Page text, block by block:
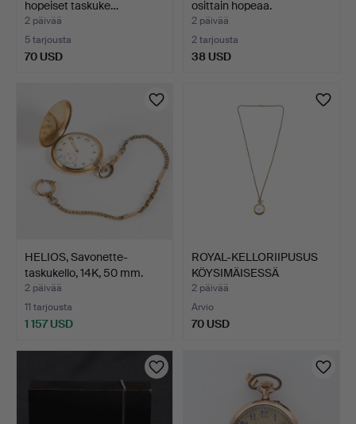
hopeiset taskuke…
2 päivää
5 tarjousta
70 USD
osittain hopeaa.
2 päivää
2 tarjousta
38 USD
HELIOS, Savonette-
taskukello, 14K, 50 mm.
2 päivää
11 tarjousta
1 157 USD
ROYAL-KELLORIIPUSUS
KÖYSIMÄISESSÄ
KETJUSSA…
2 päivää
Arvio
70 USD